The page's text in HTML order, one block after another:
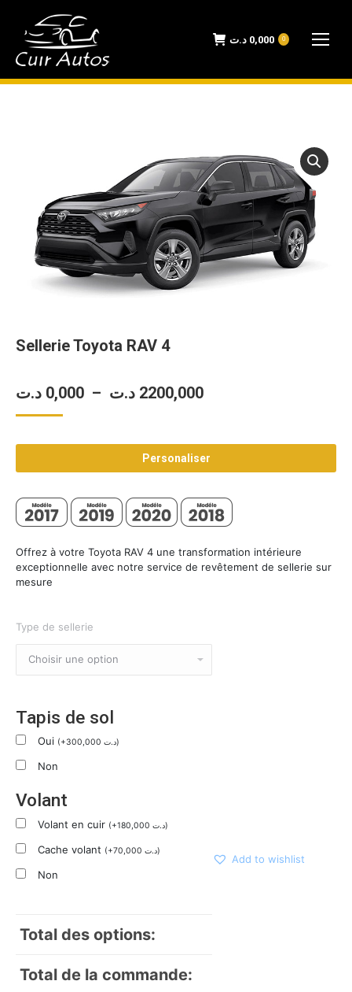
0,000 د.ت 0
Sellerie Toyota RAV 4
0,000 د.ت – 2200,000 د.ت
Plage
prix :
0,000 د.تPersonaliser
Offrez à votre Toyota RAV 4 une transformation intérieure
exceptionnelle avec notre service de revêtement de sellerie sur
mesure
Type de sellerie
Tapis de sol
Oui (+300,000 د.ت)
Non
Volant
Volant en cuir (+180,000 د.ت)
Cache volant (+70,000 د.ت)
Non
Total des options:
Total de la commande:
Add to wishlist